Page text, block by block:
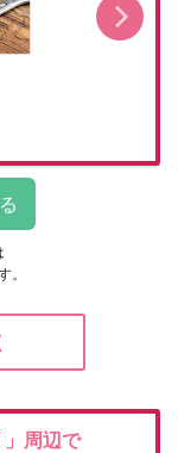
。
」周辺で